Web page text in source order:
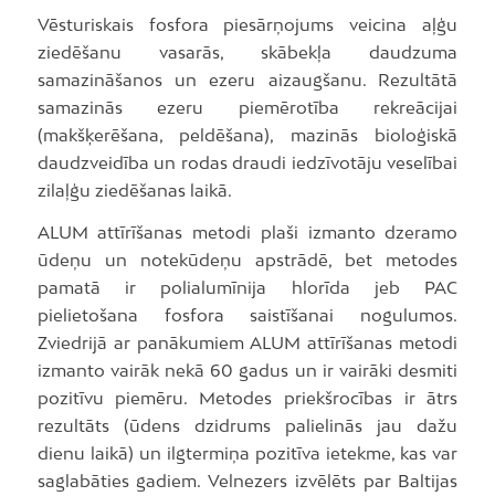
Vēsturiskais fosfora piesārņojums veicina aļģu
ziedēšanu vasarās, skābekļa daudzuma
samazināšanos un ezeru aizaugšanu. Rezultātā
samazinās ezeru piemērotība rekreācijai
(makšķerēšana, peldēšana), mazinās bioloģiskā
daudzveidība un rodas draudi iedzīvotāju veselībai
zilaļģu ziedēšanas laikā.
ALUM attīrīšanas metodi plaši izmanto dzeramo
ūdeņu un notekūdeņu apstrādē, bet metodes
pamatā ir polialumīnija hlorīda jeb PAC
pielietošana fosfora saistīšanai nogulumos.
Zviedrijā ar panākumiem ALUM attīrīšanas metodi
izmanto vairāk nekā 60 gadus un ir vairāki desmiti
pozitīvu piemēru. Metodes priekšrocības ir ātrs
rezultāts (ūdens dzidrums palielinās jau dažu
dienu laikā) un ilgtermiņa pozitīva ietekme, kas var
saglabāties gadiem. Velnezers izvēlēts par Baltijas